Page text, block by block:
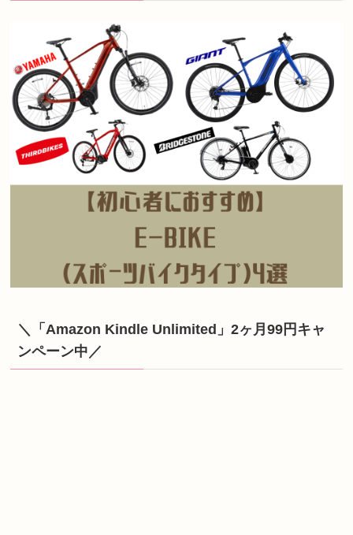
＼「Amazon Kindle Unlimited」2ヶ月99円キャ
ンペーン中／